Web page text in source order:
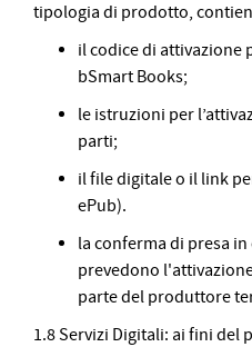
tipologia di prodotto,
il codice di
bSmart Books;
le istruzioni per
parti;
il file digitale o il link
ePub).
la conferma di presa
prevedono
parte del produttore
1.8 Servizi Digitali: ai fini del